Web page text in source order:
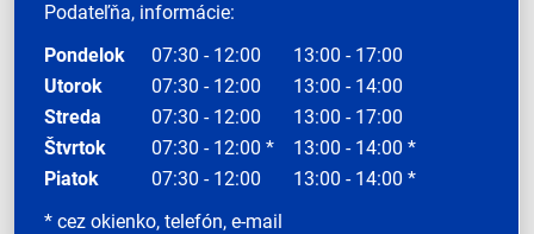
Podateľňa, informácie:
Pondelok
07:30 - 12:00
13:00 - 17:00
Utorok
07:30 - 12:00
13:00 - 14:00
Streda
07:30 - 12:00
13:00 - 17:00
Štvrtok
07:30 - 12:00 *
13:00 - 14:00 *
Piatok
07:30 - 12:00
13:00 - 14:00 *
* cez okienko, telefón, e-mail